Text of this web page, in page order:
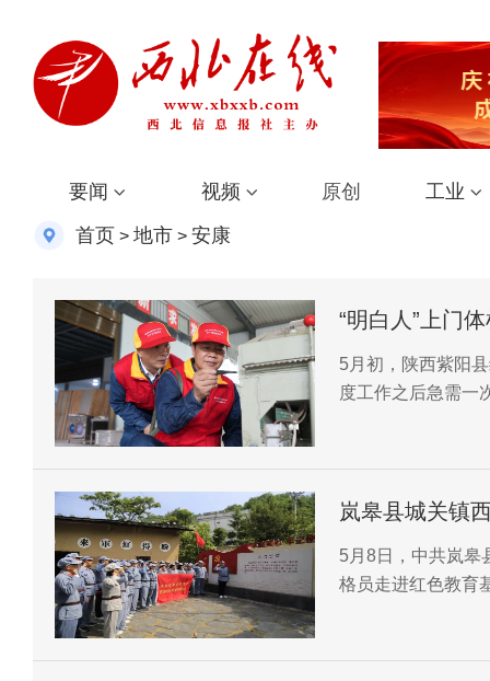
要闻 视频 原创 工业
首页 > 地市 > 安康
“明白人”上门
5月初，陕西紫阳
度工作之后急需一
岚皋县城关镇
5月8日，中共岚皋
格员走进红色教育